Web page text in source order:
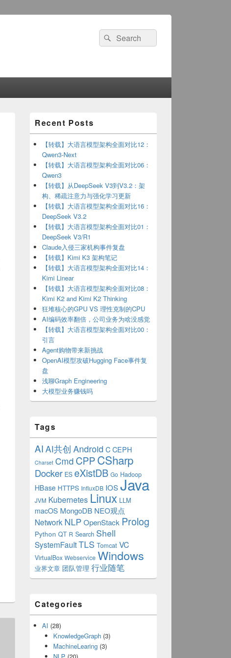
Search
for:
Search
Sidebar
Widget
Area
Recent Posts
【转载】大语言模型架构全面对比12：
Qwen3-Next
【转载】大语言模型架构全面对比06：
Qwen3
【转载】从DeepSeek V3到V3.2：架
构、稀疏注意力与强化学习更新
【转载】大语言模型架构全面对比16：
DeepSeek V3.2
【转载】大语言模型架构全面对比01：
DeepSeek V3/R1
Claude入侵三家机构事件复盘
【转载】Kimi K3 架构笔记
【转载】大语言模型架构全面对比14：
Kimi Linear
【转载】大语言模型架构全面对比08：
Kimi K2 and Kimi K2 Thinking
狂堆核心的GPU VS 理性克制的CPU
AI编码效率翻倍，公司业务为啥没感觉
【转载】大语言模型架构全面对比00：
引言
Agent购物带来新挑战
OpenAI模型攻破Hugging Face事件复
盘
浅聊Graph Engineering
大模型业务赚钱吗
Tags
AI AI共创 Android C CEPH
Charset Cmd CPP CSharp
Docker ES eXistDB Go Hadoop
HBase HTTPS InfluxDB IOSJava
JVM Kubernetes Linux LLM
macOS MongoDB NEO观点
Network NLP OpenStack Prolog
Python QT R Search Shell
SystemFaultTLS Tomcat VC
VirtualBox Webservice Windows
业界文章 团队管理 行业随笔
Categories
AI (28)
KnowledgeGraph(3)
MachineLearing(3)